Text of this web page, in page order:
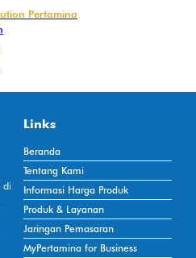
Pertamina
di
Links
Beranda
Tentang Kami
Informasi Harga Produk
Produk & Layanan
Jaringan Pemasaran
MyPertamina for Business